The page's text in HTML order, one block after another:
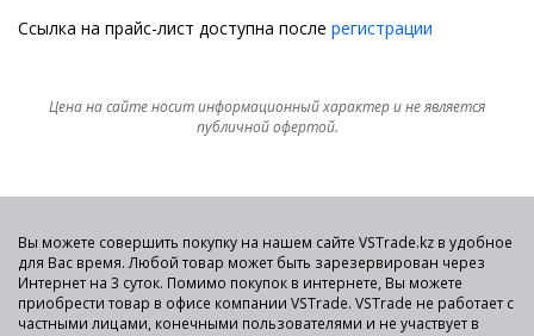
Ссылка на прайс-лист доступна после регистрации
Цена на сайте носит информационный характер и не является
публичной офертой.
Вы можете совершить покупку на нашем сайте VSTrade.kz в удобное
для Вас время. Любой товар может быть зарезервирован через
Интернет на 3 суток. Помимо покупок в интернете, Вы можете
приобрести товар в офисе компании VSTrade. VSTrade не работает с
частными лицами, конечными пользователями и не участвует в